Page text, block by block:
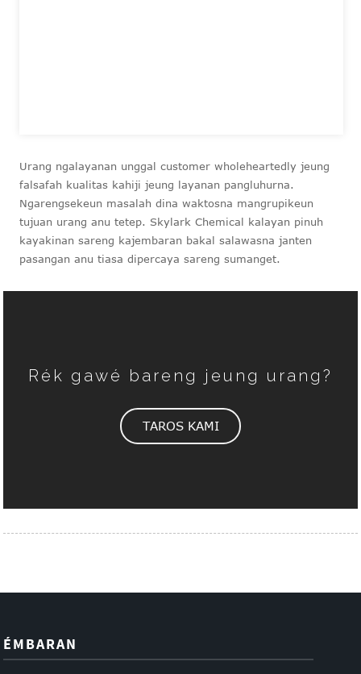
Urang ngalayanan unggal customer wholeheartedly jeung
falsafah kualitas kahiji jeung layanan pangluhurna.
Ngarengsekeun masalah dina waktosna mangrupikeun
tujuan urang anu tetep. Skylark Chemical kalayan pinuh
kayakinan sareng kajembaran bakal salawasna janten
pasangan anu tiasa dipercaya sareng sumanget.
Rék gawé bareng jeung urang?
TAROS KAMI
ÉMBARAN